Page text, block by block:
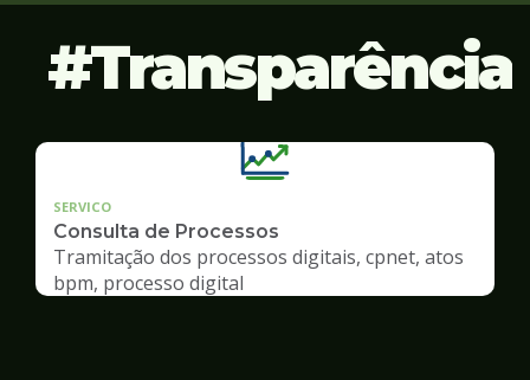
Transparência
SERVICO
Consulta de Processos
Tramitação dos processos digitais, cpnet, atos
bpm, processo digital